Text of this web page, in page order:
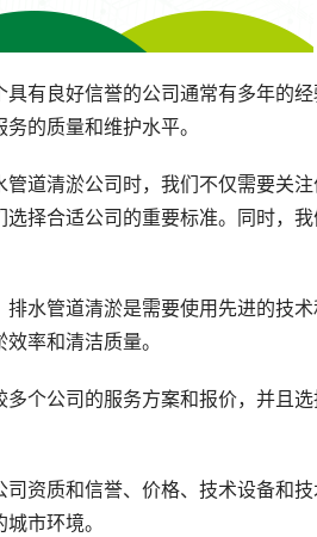
有良好信誉的公司通常有多年的
的质量和维护水平。
道清淤公司时，我们不仅需要关
择合适公司的重要标准。同时，
水管道清淤是需要使用先进的技
率和清洁质量。
个公司的服务方案和报价，并且
资质和信誉、价格、技术设备和
市环境。